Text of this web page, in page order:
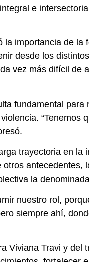
e
importancia de
desde los
vez más difícil
fundamental
“Tenemos
trayectoria en
la
nuestro rol,
siempre ahí,
Viviana Travi y